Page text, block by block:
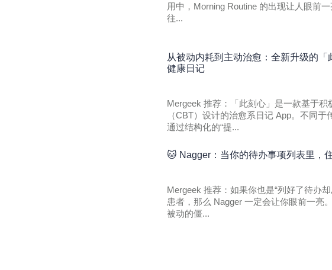
用中，Morning Routine 的出现让人眼前
往...
从被动内耗到主动治愈：全新升级的
健康日记
Mergeek 推荐：「此刻心」是一款基于
（CBT）设计的治愈系日记 App。不同
通过结构化的“提...
🐱 Nagger：当你的待办事项列表里，
Mergeek 推荐：如果你也是“列好了待办
患者，那么 Nagger 一定会让你眼前一亮
被动的僵...